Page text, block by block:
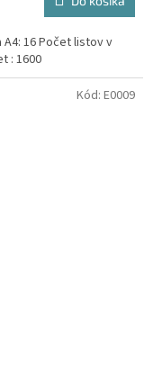
16 Počet listov v
: 1600
Kód: E0009